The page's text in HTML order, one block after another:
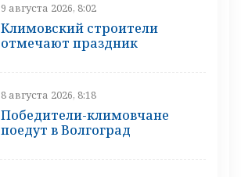
9 августа 2026, 8:02
Климовский строители
отмечают праздник
8 августа 2026, 8:18
Победители-климовчане
поедут в Волгоград